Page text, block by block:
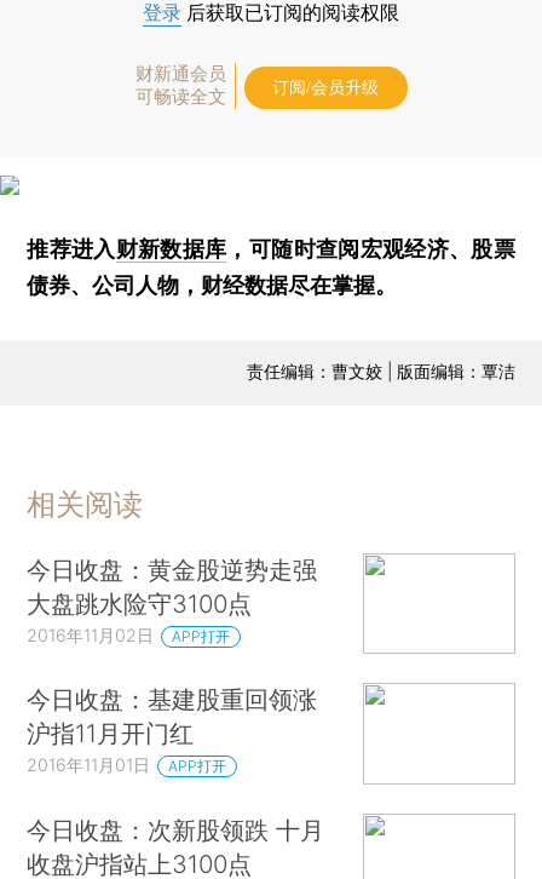
登录 后获取已订阅的阅读权限
财新通会员
可畅读全文
订阅/会员升级
推荐进入财新数据库 ，可随时查阅宏观经济、股票
债券、公司人物，财经数据尽在掌握。
责任编辑：曹文姣 | 版面编辑：覃洁
相关阅读
今日收盘：黄金股逆势走强
大盘跳水险守3100点
2016年11月02日 APP打开
今日收盘：基建股重回领涨
沪指11月开门红
2016年11月01日 APP打开
今日收盘：次新股领跌 十月
收盘沪指站上3100点